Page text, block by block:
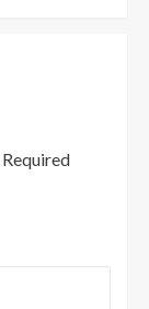
Required